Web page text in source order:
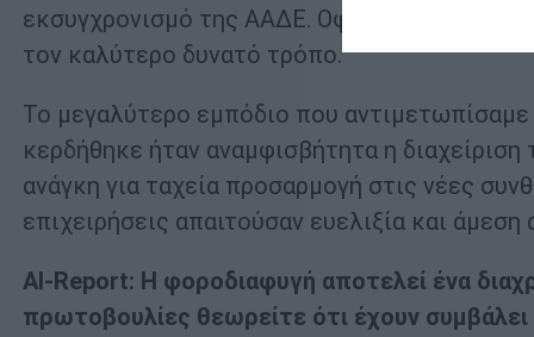
εκσυγχρονισμό της ΑΑΔΕ. Οφείλουμε να
τον καλύτερο δυνατό τρόπο.
Το μεγαλύτερο εμπόδιο που
κερδήθηκε ήταν αναμφισβήτητα η
ανάγκη για ταχεία προσαρμογή στις νέες
επιχειρήσεις απαιτούσαν ευελιξία και
AI- Report: Η φοροδιαφυγή αποτελεί ένα
πρωτοβουλίες θεωρείτε ότι έχουν